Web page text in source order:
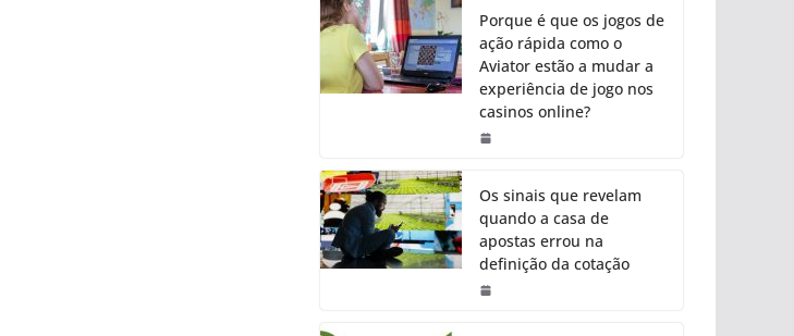
Porque é que os jogos de
ação rápida como o
Aviator estão a mudar a
experiência de jogo nos
casinos online?
Os sinais que revelam
quando a casa de
apostas errou na
definição da cotação